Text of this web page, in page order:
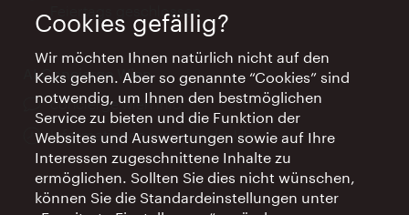
Feiertags geschlossen
AI Concierge Wien
Ort:
concierge.wien.info
Öffnungszeiten:
Informationen rund um die Uhr
Cookies gefällig?
Wir möchten Ihnen natürlich nicht auf den
Keks gehen. Aber so genannte “Cookies” sind
notwendig, um Ihnen den bestmöglichen
Service zu bieten und die Funktion der
Websites und Auswertungen sowie auf Ihre
Interessen zugeschnittene Inhalte zu
ermöglichen. Sollten Sie dies nicht wünschen,
können Sie die Standardeinstellungen unter